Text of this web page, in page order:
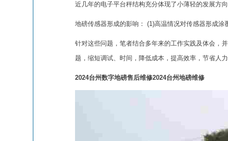
近几年的电子平台秤结构充分体现了小薄轻的发展方向
地磅传感器形成的影响： (1)高温情况对传感器形成涂
针对这些问题，笔者结合多年来的工作实践及体会，
题，缩短调试、时间，降低成本，提高效率，节省人力
2024台州数字地磅售后维修2024台州地磅维修